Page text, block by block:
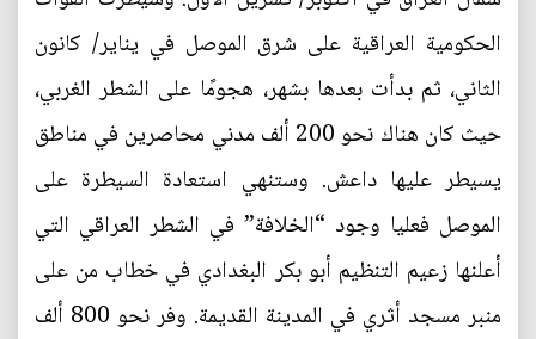
الحكومية العراقية على شرق الموصل في يناير/ كانون
الثاني، ثم بدأت بعدها بشهر، هجومًا على الشطر الغربي،
حيث كان هناك نحو 200 ألف مدني محاصرين في مناطق
يسيطر عليها داعش. وستنهي استعادة السيطرة على
الموصل فعليا وجود “الخلافة” في الشطر العراقي التي
أعلنها زعيم التنظيم أبو بكر البغدادي في خطاب من على
منبر مسجد أثري في المدينة القديمة. وفر نحو 800 ألف